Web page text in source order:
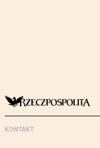
KONTAKT